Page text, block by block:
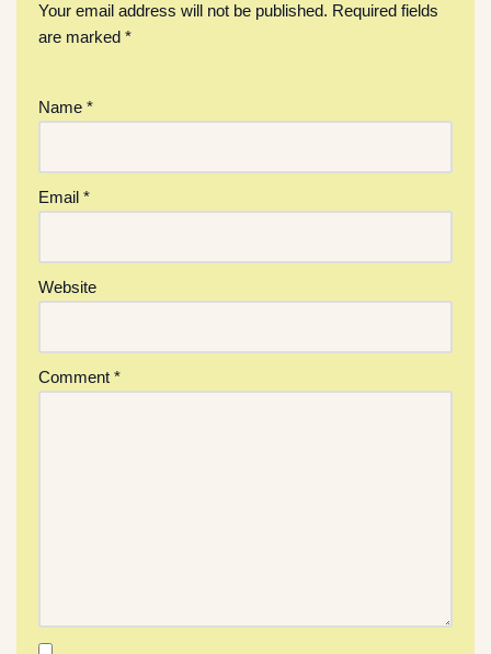
Your email address will not be published. Required fields
are marked *
Name *
Email *
Website
Comment *